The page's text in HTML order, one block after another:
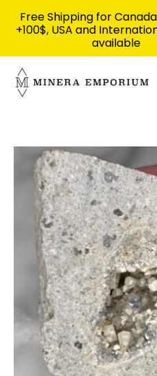
contenu
Free Shipping for
+100$, USA and
available